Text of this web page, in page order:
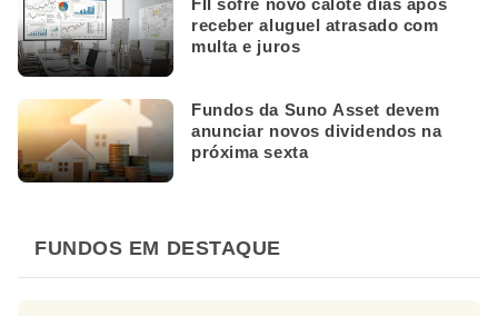
FII sofre novo calote dias após
receber aluguel atrasado com
multa e juros
Fundos da Suno Asset devem
anunciar novos dividendos na
próxima sexta
FUNDOS EM DESTAQUE